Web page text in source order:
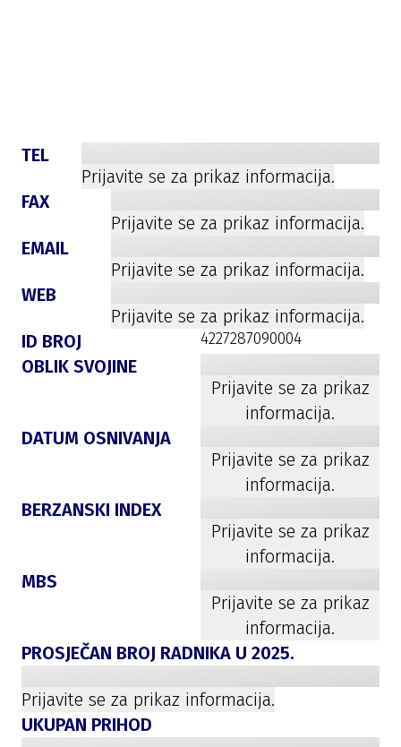
TEL
Prijavite se za prikaz informacija.
FAX
Prijavite se za prikaz informacija.
EMAIL
Prijavite se za prikaz informacija.
WEB
Prijavite se za prikaz informacija.
ID BROJ
4227287090004
OBLIK SVOJINE
Prijavite se za prikaz
informacija.
DATUM OSNIVANJA
Prijavite se za prikaz
informacija.
BERZANSKI INDEX
Prijavite se za prikaz
informacija.
MBS
Prijavite se za prikaz
informacija.
PROSJEČAN BROJ RADNIKA U 2025.
Prijavite se za prikaz informacija.
UKUPAN PRIHOD